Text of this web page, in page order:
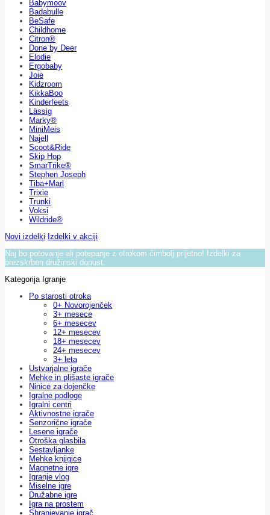
Babymoov
Badabulle
BeSafe
Childhome
Citron®
Done by Deer
Elodie
Ergobaby
Joie
Kidzroom
KikkaBoo
Kinderfeets
Lässig
Marky®
MiniMeis
Najell
Scoot&Ride
Skip Hop
SmarTrike®
Stephen Joseph
Tiba+Marl
Trixie
Trunki
Voksi
Wildride®
Novi izdelki Izdelki v akciji
Naj bo potovanje ali potepanje z otrokom čimbolj prijetno! Izdelki za
brezskrben družinski dopust.
Kategorija Igranje
Po starosti otroka
0+ Novorojenček
3+ mesece
6+ mesecev
12+ mesecev
18+ mesecev
24+ mesecev
3+ leta
Ustvarjalne igrače
Mehke in plišaste igrače
Ninice za dojenčke
Igralne podloge
Igralni centri
Aktivnostne igrače
Senzorične igrače
Lesene igrače
Otroška glasbila
Sestavljanke
Mehke knjigice
Magnetne igre
Igranje vlog
Miselne igre
Družabne igre
Igra na prostem
Shranjevanje igrač